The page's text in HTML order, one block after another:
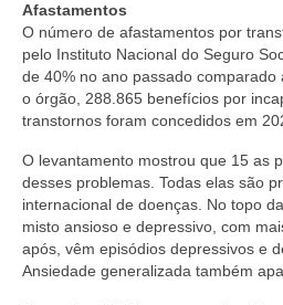
Afastamentos
O número de afastamentos por
pelo Instituto Nacional do Seguro
de 40% no ano passado comparado
o órgão, 288.865 benefícios por
transtornos foram concedidos em
O levantamento mostrou que 15 as
desses problemas. Todas elas são
internacional de doenças. No topo
misto ansioso e depressivo, com
após, vêm episódios depressivos e
Ansiedade generalizada também